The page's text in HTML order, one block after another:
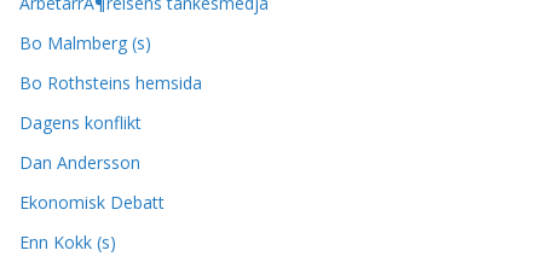
Bo Malmberg (s)
Bo Rothsteins hemsida
Dagens konflikt
Dan Andersson
Ekonomisk Debatt
Enn Kokk (s)